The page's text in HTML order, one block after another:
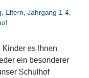
Eltern Jahrgang 1-4
Kinder es Ihnen
ein besonderer
Schulhof